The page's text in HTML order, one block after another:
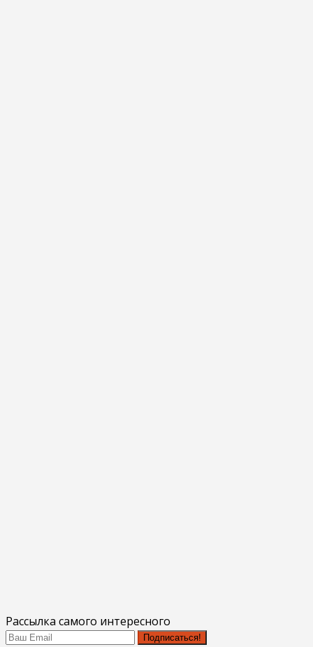
Рассылка самого интересного
Подписаться!